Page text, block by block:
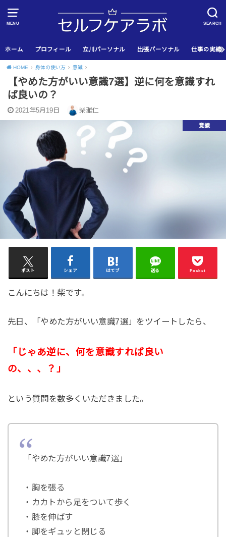
MENU SEARCH
ホーム プロフィール 立川パーソナル 出張パーソナル 仕事の実績
HOME 身体の使い方 意識
【やめた方がいい意識7選】逆に何を意識すれ
ば良いの？
2021年5月19日 柴雅仁
意識
ポスト シェア はてブ 送る Pocket
こんにちは！柴です。
先日、「やめた方がいい意識7選」をツイートしたら、
「じゃあ逆に、何を意識すれば良い
の、、、？」
という質問を数多くいただきました。
「やめた方がいい意識7選」
・胸を張る
・カカトから足をついて歩く
・膝を伸ばす
・脚をギュッと閉じる